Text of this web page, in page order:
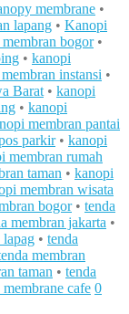
membrane •
lapang • Kanopi
bogor•
• kanopi
instansi •
Barat • kanopi
• kanopi
membran pantai
parkir• kanopi
membran rumah
taman • kanopi
membran wisata
bogor• tenda
membran jakarta •
lapag • tenda
membran
taman • tenda
membrane cafe 0